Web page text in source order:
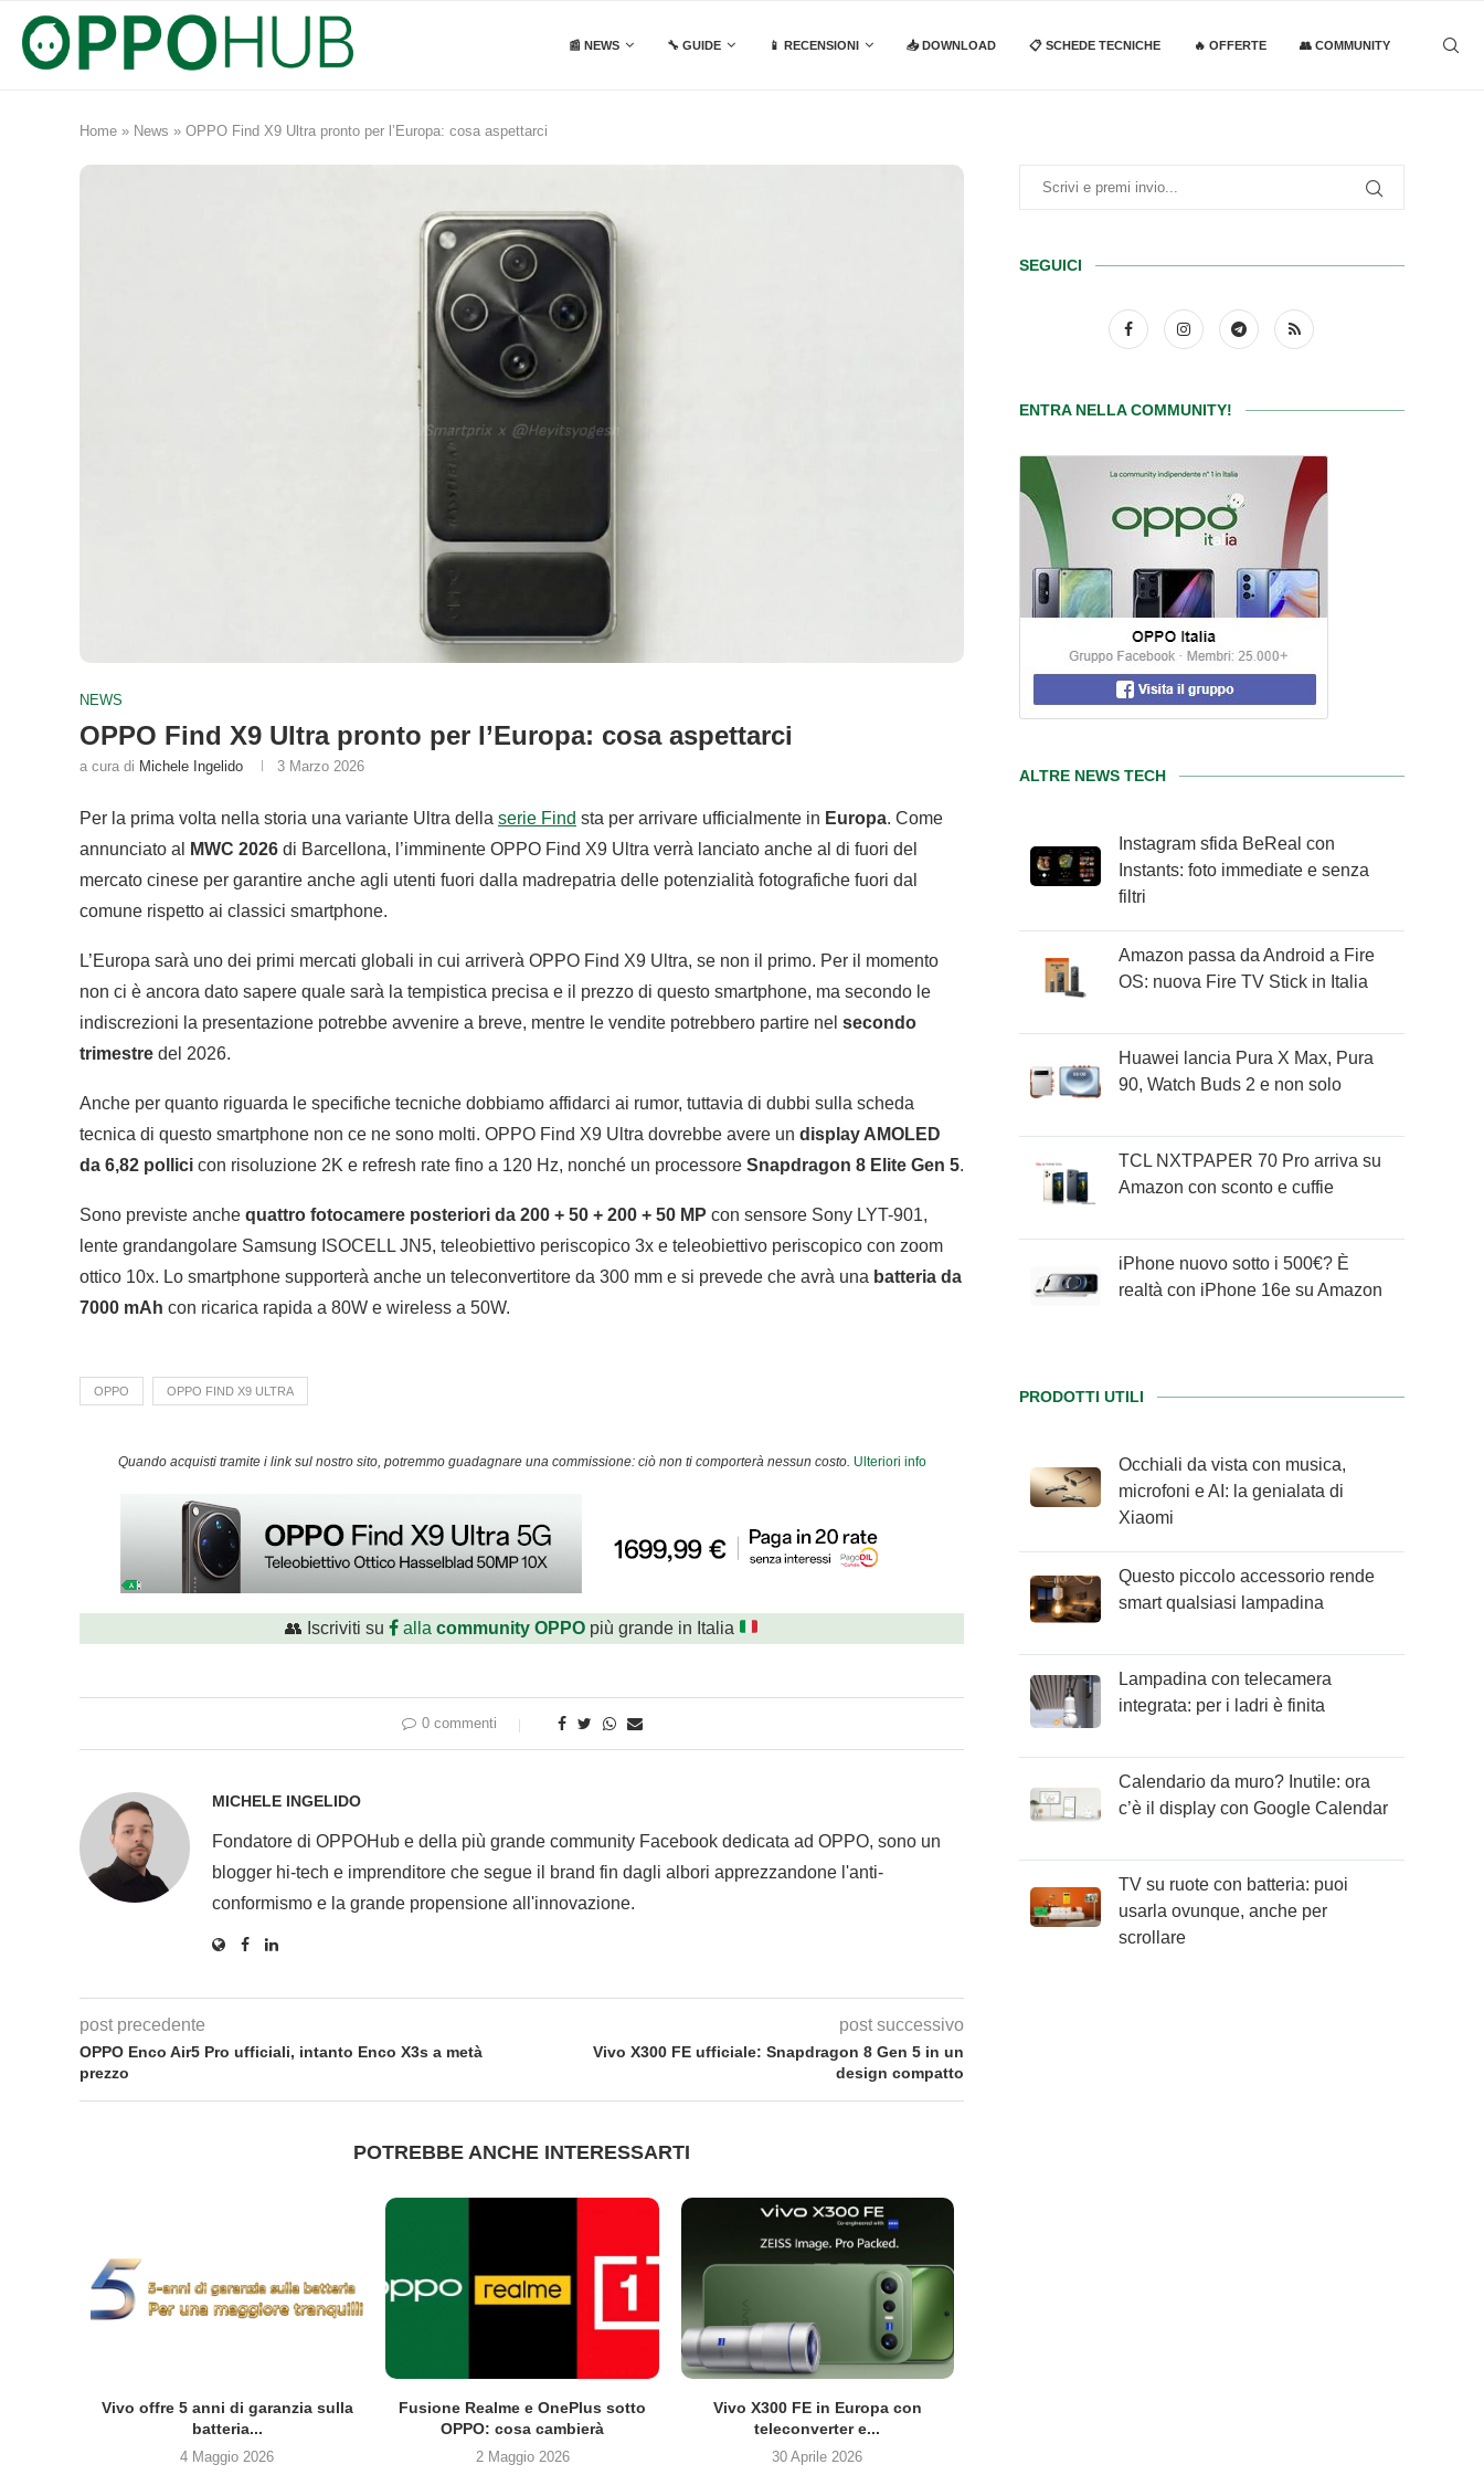
📰 NEWS 🔧 GUIDE 📱 RECENSIONI 📥 DOWNLOAD 📋 SCHEDE TECNICHE 🔥 OFFERTE 👥 COMMUNITY
Home » News » OPPO Find X9 Ultra pronto per l’Europa: cosa aspettarci
NEWS
OPPO Find X9 Ultra pronto per l’Europa: cosa aspettarci
a cura di Michele Ingelido 3 Marzo 2026
Per la prima volta nella storia una variante Ultra della serie Find sta per arrivare ufficialmente in Europa. Come
annunciato al
MWC 2026 di Barcellona, l’imminente OPPO Find X9 Ultra verrà lanciato anche al di fuori del
mercato cinese per garantire anche agli utenti fuori dalla madrepatria delle potenzialità fotografiche fuori dal
comune rispetto ai classici smartphone.
L’Europa sarà uno dei primi mercati globali in cui arriverà OPPO Find X9 Ultra, se non il primo. Per il momento
non ci è ancora dato sapere quale sarà la tempistica precisa e il prezzo di questo smartphone, ma secondo le
indiscrezioni la presentazione potrebbe avvenire a breve, mentre le vendite potrebbero partire nel secondo
trimestre del 2026.
Anche per quanto riguarda le specifiche tecniche dobbiamo affidarci ai rumor, tuttavia di dubbi sulla scheda
tecnica di questo smartphone non ce ne sono molti. OPPO Find X9 Ultra dovrebbe avere un display AMOLED
da 6,82 pollici con risoluzione 2K e refresh rate fino a 120 Hz, nonché un processore Snapdragon 8 Elite Gen 5.
Sono previste anche quattro fotocamere posteriori da 200 + 50 + 200 + 50 MP con sensore Sony LYT-901,
lente grandangolare Samsung ISOCELL JN5, teleobiettivo periscopico 3x e teleobiettivo periscopico con zoom
ottico 10x. Lo smartphone supporterà anche un teleconvertitore da 300 mm e si prevede che avrà una batteria da
7000 mAh con ricarica rapida a 80W e wireless a 50W.
OPPO OPPO FIND X9 ULTRA
Quando acquisti tramite i link sul nostro sito, potremmo guadagnare una commissione: ciò non ti comporterà nessun costo. Ulteriori info
👥 Iscriviti su allacommunity OPPO più grande in Italia
0 commenti
MICHELE INGELIDO
Fondatore di OPPOHub e della più grande community Facebook dedicata ad OPPO, sono un
blogger hi-tech e imprenditore che segue il brand fin dagli albori apprezzandone l'anti-
conformismo e la grande propensione all'innovazione.
post precedente
OPPO Enco Air5 Pro ufficiali, intanto Enco X3s a metà
prezzo
post successivo
Vivo X300 FE ufficiale: Snapdragon 8 Gen 5 in un
design compatto
POTREBBE ANCHE INTERESSARTI
Vivo offre 5 anni di garanzia sulla
batteria...
4 Maggio 2026
Fusione Realme e OnePlus sotto
OPPO: cosa cambierà
2 Maggio 2026
Vivo X300 FE in Europa con
teleconverter e...
30 Aprile 2026
SEGUICI
ENTRA NELLA COMMUNITY!
ALTRE NEWS TECH
Instagram sfida BeReal con
Instants: foto immediate e senza
filtri
Amazon passa da Android a Fire
OS: nuova Fire TV Stick in Italia
Huawei lancia Pura X Max, Pura
90, Watch Buds 2 e non solo
TCL NXTPAPER 70 Pro arriva su
Amazon con sconto e cuffie
iPhone nuovo sotto i 500€? È
realtà con iPhone 16e su Amazon
PRODOTTI UTILI
Occhiali da vista con musica,
microfoni e AI: la genialata di
Xiaomi
Questo piccolo accessorio rende
smart qualsiasi lampadina
Lampadina con telecamera
integrata: per i ladri è finita
Calendario da muro? Inutile: ora
c’è il display con Google Calendar
TV su ruote con batteria: puoi
usarla ovunque, anche per
scrollare